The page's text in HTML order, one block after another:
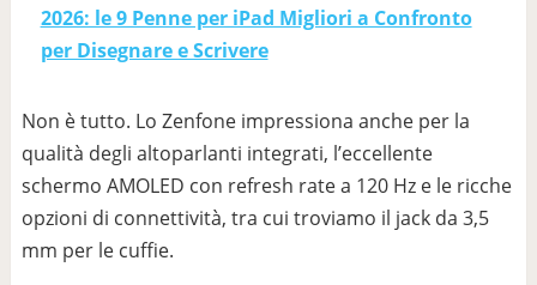
2026: le 9 Penne per iPad Migliori a Confronto
per Disegnare e Scrivere
Non è tutto. Lo Zenfone impressiona anche per la
qualità degli altoparlanti integrati, l’eccellente
schermo AMOLED con refresh rate a 120 Hz e le ricche
opzioni di connettività, tra cui troviamo il jack da 3,5
mm per le cuffie.